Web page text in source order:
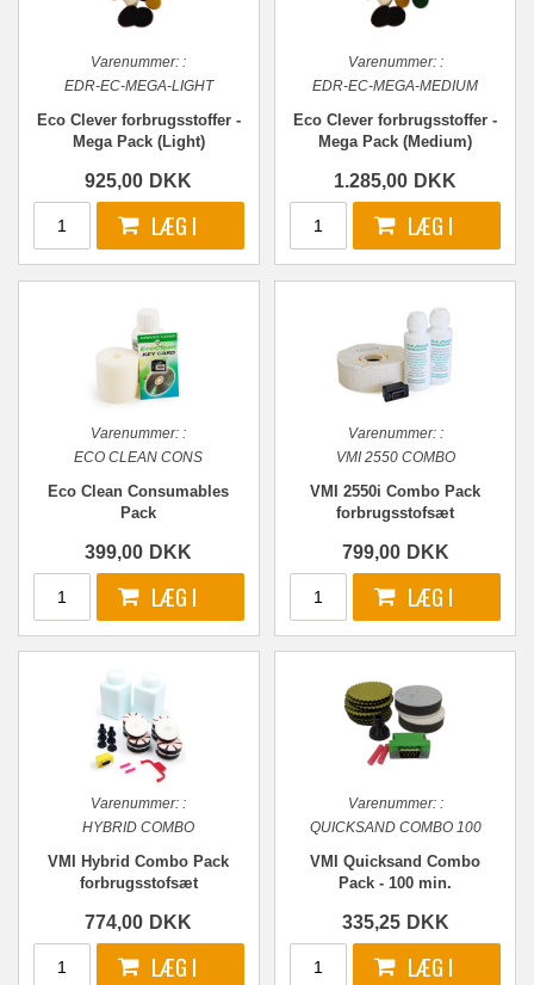
Varenummer: :
EDR-EC-MEGA-LIGHT
Eco Clever forbrugsstoffer -
Mega Pack (Light)
925,00 DKK
Varenummer::
EDR-EC-MEGA-MEDIUM
Eco Clever forbrugsstoffer -
Mega Pack (Medium)
1.285,00 DKK
Varenummer: :
ECO CLEAN CONS
Eco Clean Consumables
Pack
399,00 DKK
Varenummer::
VMI 2550 COMBO
VMI 2550i Combo Pack
forbrugsstofsæt
799,00 DKK
Varenummer: :
HYBRID COMBO
VMI Hybrid Combo Pack
forbrugsstofsæt
774,00 DKK
Varenummer::
QUICKSAND COMBO 100
VMI Quicksand Combo
Pack - 100 min.
335,25 DKK